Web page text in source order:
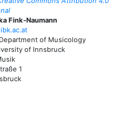
Fink-Naumann
of Musicology
of Innsbruck
1